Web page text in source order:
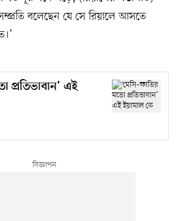
বলেছেন যে সে রিয়ালে আসতে
প্রতিভাবান’ এই